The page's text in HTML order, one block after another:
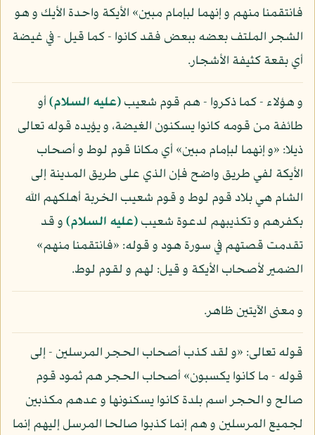
فانتقمنا منهم و إنهما لبإمام مبين» الأيكة واحدة الأيك و هو
الشجر الملتف بعضه ببعض فقد كانوا - كما قيل - في غيضة
أي بقعة كثيفة الأشجار.
و هؤلاء - كما ذكروا - هم قوم شعيب(عليه السلام)أو
طائفة من قومه كانوا يسكنون الغيضة، و يؤيده قوله تعالى
ذيلا: «و إنهما لبإمام مبين» أي مكانا قوم لوط و أصحاب
الأيكة لفي طريق واضح فإن الذي على طريق المدينة إلى
الشام هي بلاد قوم لوط و قوم شعيب الخربة أهلكهم الله
بكفرهم و تكذيبهم لدعوة شعيب(عليه السلام)و قد
تقدمت قصتهم في سورة هود و قوله: «فانتقمنا منهم»
الضمير لأصحاب الأيكة و قيل: لهم و لقوم لوط.
و معنى الآيتين ظاهر.
قوله تعالى: «و لقد كذب أصحاب الحجر المرسلين - إلى
قوله - ما كانوا يكسبون» أصحاب الحجر هم ثمود قوم
صالح و الحجر اسم بلدة كانوا يسكنونها و عدهم مكذبين
لجميع المرسلين و هم إنما كذبوا صالحا المرسل إليهم إنما